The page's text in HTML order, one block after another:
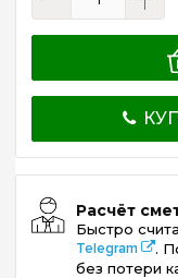
Расчёт
Быстро
Telegram
.
без потери